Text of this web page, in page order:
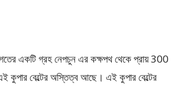
একটি গ্রহ নেপচুন এর কক্ষপথ থেকে প্রায় 300
কুপার বেল্টের অস্তিত্ব আছে। এই কুপার বেল্টের